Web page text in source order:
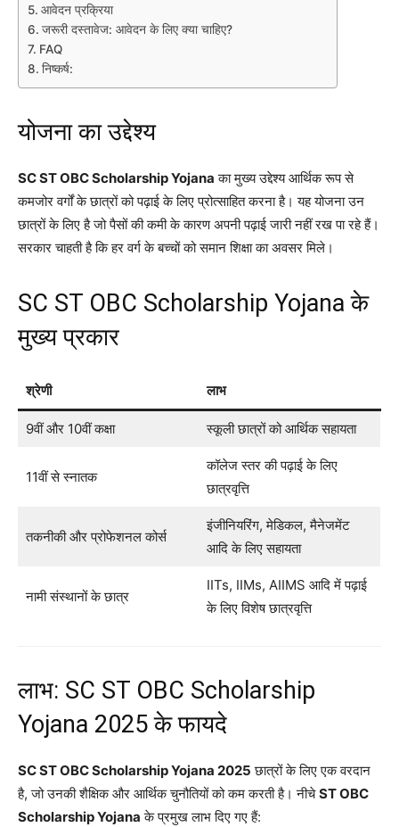
आवेदन प्रक्रिया
जरूरी दस्तावेज: आवेदन के लिए क्या चाहिए?
FAQ
निष्कर्ष:
योजना का उद्देश्य
SC ST OBC Scholarship Yojana का मुख्य उद्देश्य आर्थिक रूप से
कमजोर वर्गों के छात्रों को पढ़ाई के लिए प्रोत्साहित करना है। यह योजना उन
छात्रों के लिए है जो पैसों की कमी के कारण अपनी पढ़ाई जारी नहीं रख पा रहे हैं।
सरकार चाहती है कि हर वर्ग के बच्चों को समान शिक्षा का अवसर मिले।
SC ST OBC Scholarship Yojana के
मुख्य प्रकार
श्रेणी लाभ
9वीं और 10वीं कक्षा स्कूली छात्रों को आर्थिक सहायता
11वीं से स्नातक
कॉलेज स्तर की पढ़ाई के लिए
छात्रवृत्ति
तकनीकी और प्रोफेशनल कोर्स
इंजीनियरिंग, मेडिकल, मैनेजमेंट
आदि के लिए सहायता
नामी संस्थानों के छात्र
IITs, IIMs, AIIMS आदि में पढ़ाई
के लिए विशेष छात्रवृत्ति
लाभ: SC ST OBC Scholarship
Yojana 2025 के फायदे
SC ST OBC Scholarship Yojana 2025 छात्रों के लिए एक वरदान
है, जो उनकी शैक्षिक और आर्थिक चुनौतियों को कम करती है। नीचेST OBC
Scholarship Yojana के प्रमुख लाभ दिए गए हैं: